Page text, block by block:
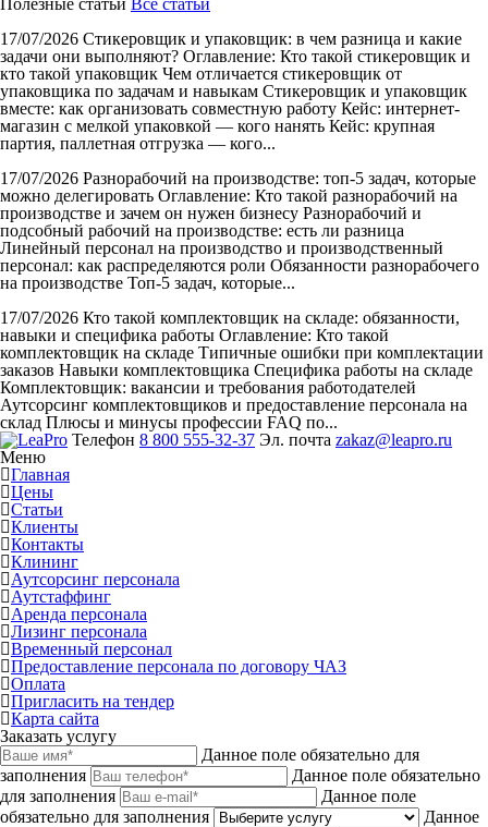
17/07/2026 Стикеровщик и упаковщик: в чем разница и какие
задачи они выполняют? Оглавление: Кто такой стикеровщик и
кто такой упаковщик Чем отличается стикеровщик от
упаковщика по задачам и навыкам Стикеровщик и упаковщик
вместе: как организовать совместную работу Кейс: интернет-
магазин с мелкой упаковкой — кого нанять Кейс: крупная
партия, паллетная отгрузка — кого...
17/07/2026 Разнорабочий на производстве: топ-5 задач, которые
можно делегировать Оглавление: Кто такой разнорабочий на
производстве и зачем он нужен бизнесу Разнорабочий и
подсобный рабочий на производстве: есть ли разница
Линейный персонал на производство и производственный
персонал: как распределяются роли Обязанности разнорабочего
на производстве Топ-5 задач, которые...
17/07/2026 Кто такой комплектовщик на складе: обязанности,
навыки и специфика работы Оглавление: Кто такой
комплектовщик на складе Типичные ошибки при комплектации
заказов Навыки комплектовщика Специфика работы на складе
Комплектовщик: вакансии и требования работодателей
Аутсорсинг комплектовщиков и предоставление персонала на
склад Плюсы и минусы профессии FAQ по...
Телефон 8 800 555-32-37 Эл. почта zakaz@leapro.ru
Меню
Главная
Цены
Статьи
Клиенты
Контакты
Клининг
Аутсорсинг персонала
Аутстаффинг
Аренда персонала
Лизинг персонала
Временный персонал
Предоставление персонала по договору ЧАЗ
Оплата
Пригласить на тендер
Карта сайта
Заказать услугу
Данное поле обязательно для
заполнения
Данное поле обязательно
для заполнения
Данное поле
обязательно для заполнения
Данное